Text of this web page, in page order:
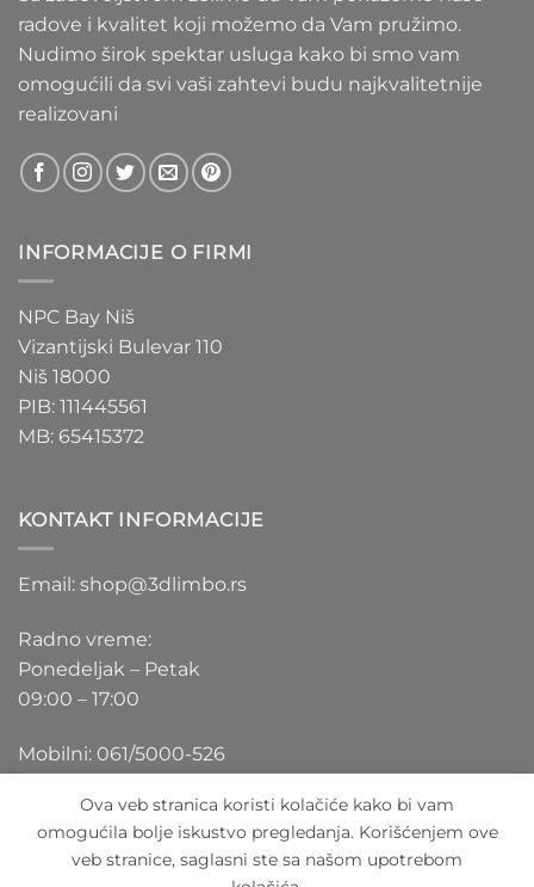
radove i kvalitet koji možemo da Vam pružimo.
Nudimo širok spektar usluga kako bi smo vam
omogućili da svi vaši zahtevi budu najkvalitetnije
realizovani
INFORMACIJE O FIRMI
NPC Bay Niš
Vizantijski Bulevar 110
Niš 18000
PIB: 111445561
MB: 65415372
KONTAKT INFORMACIJE
Email: shop@3dlimbo.rs
Radno vreme:
Ponedeljak – Petak
09:00 – 17:00
Mobilni: 061/5000-526
Visa PayPal Stripe MasterCard
Cash
Ova veb stranica koristi kolačiće kako bi vam
omogućila bolje iskustvo pregledanja. Korišćenjem ove
veb stranice, saglasni ste sa našom upotrebom